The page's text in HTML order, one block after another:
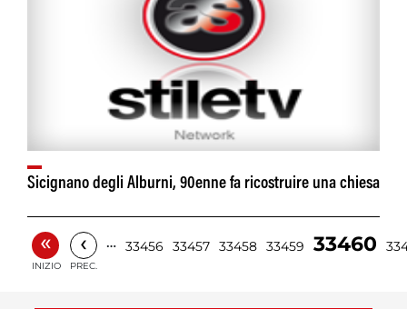
Sicignano degli Alburni, 90enne fa ricostruire una chiesa
«
INIZIO
‹
PREC.
… 33456 33457 33458 33459 33460